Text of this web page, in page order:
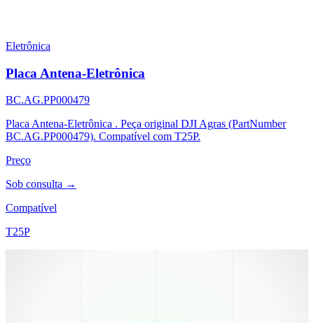
Eletrônica
Placa Antena-Eletrônica
BC.AG.PP000479
Placa Antena-Eletrônica . Peça original DJI Agras (PartNumber
BC.AG.PP000479). Compatível com T25P.
Preço
Sob consulta →
Compatível
T25P